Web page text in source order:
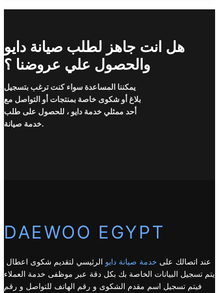
هل انت جاهز لطلب صيانة دايو
والحصول علي عروضنا ؟
يمكننا المساعدة سواء كنت ترغب بتسجيل
بلاغ أو شكوى خاصة بمنتجات أو التواصل مع
أحد ممثلي خدمة دايو ، للحصول على طلب
خدمة صيانة.
DAEWOO EGYPT
عند اتصالك على خدمة صيانة دايو الرئيسي لتقديم شكوى اعطال
يتم تسجيل البيانات الخاصة بك بكل دقة عبر موظفى خدمة العملاء
فيتم تسجيل اسم مقدم الشكوى و رقم الهاتف للتواصل و رقم